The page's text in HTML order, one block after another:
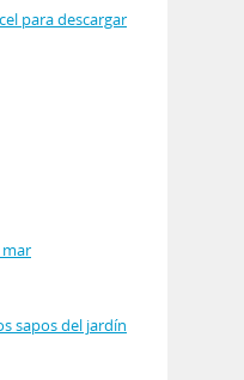
para descargar
mar
sapos del jardín